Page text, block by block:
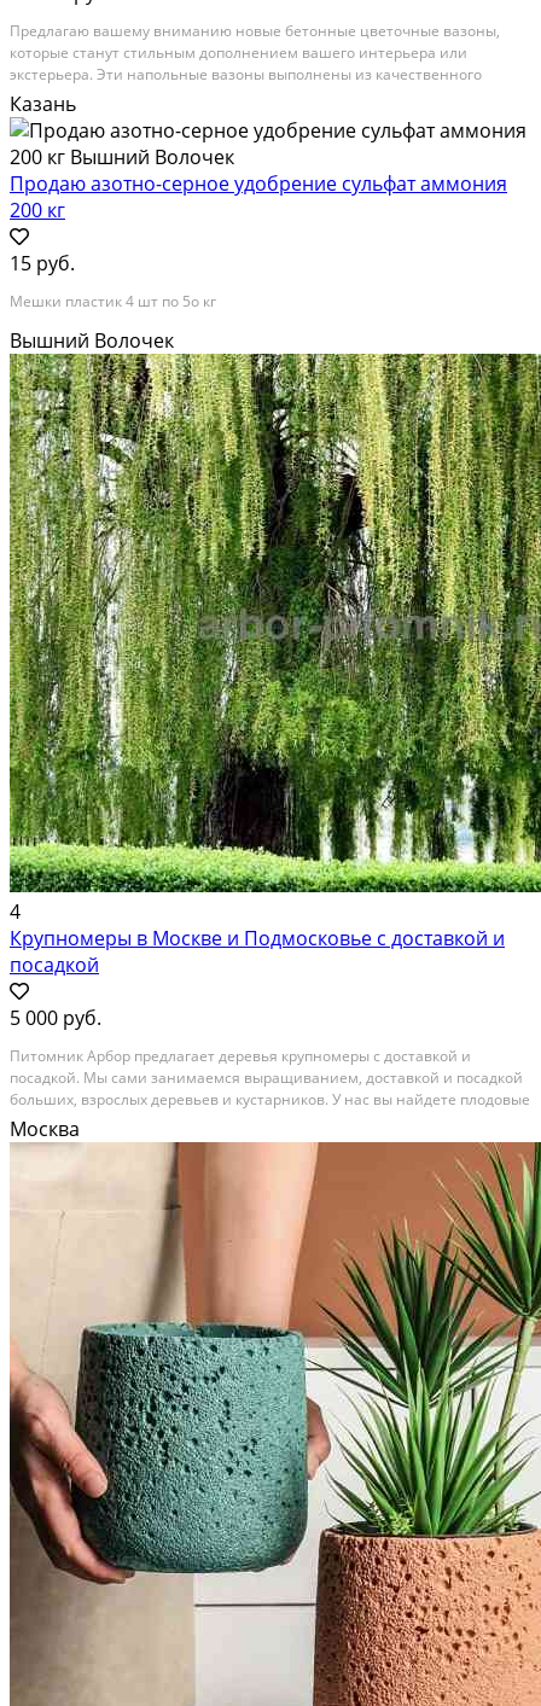
Предлагаю вашему вниманию новые бетонные цветочные вазоны,
которые станут стильным дополнением вашего интерьера или
экстерьера. Эти напольные вазоны выполнены из качественного
бетона и имеют разноцветную поверхность, что придаёт им
уникальный вид. Они идеально подходят для размещения на улице...
Казань
Продаю азотно-серное удобрение сульфат аммония
200 кг
15 руб.
Мешки пластик 4 шт по 5о кг
Вышний Волочек
4
Крупномеры в Москве и Подмосковье с доставкой и
посадкой
5 000 руб.
Питомник Арбор предлагает деревья крупномеры с доставкой и
посадкой. Мы сами занимаемся выращиванием, доставкой и посадкой
больших, взрослых деревьев и кустарников. У нас вы найдете плодовые
и лиственные деревья, а также декоративные и плодовые кустарники
крупномеры. Продажа растений в горшках и...
Москва